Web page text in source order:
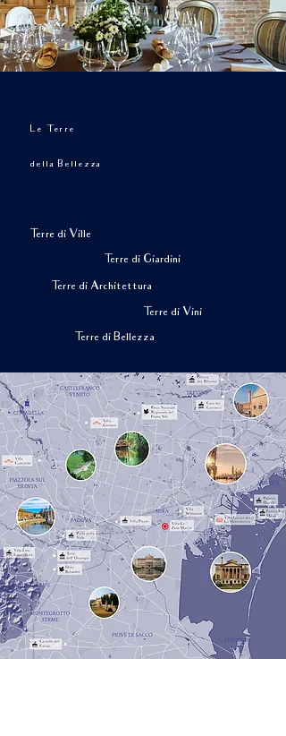
Le Terre
della Bellezza
Terre di Ville
Terre di Giardini
Terre di Architettura
Terre di Vini
Terre di Bellezza